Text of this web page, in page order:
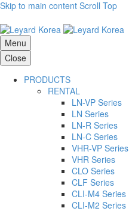
Skip to main content Scroll Top
Menu
Close
PRODUCTS
RENTAL
LN-VP Series
LN Series
LN-R Series
LN-C Series
VHR-VP Series
VHR Series
CLO Series
CLF Series
CLI-M4 Series
CLI-M2 Series